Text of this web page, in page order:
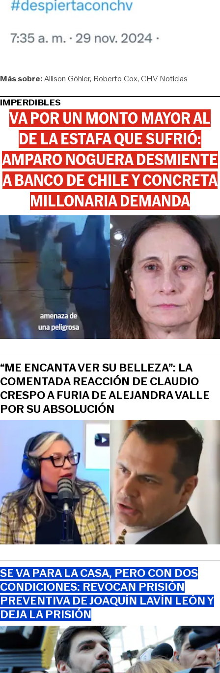
Más sobre:Allison Göhler Roberto Cox CHV Noticias
IMPERDIBLES
VA POR UN MONTO MAYOR AL
DE LA ESTAFA QUE SUFRIÓ:
AMPARO NOGUERA DESMIENTE
A BANCO DE CHILE Y CONCRETA
MILLONARIA DEMANDA
“ME ENCANTA VER SU BELLEZA”: LA
COMENTADA REACCIÓN DE CLAUDIO
CRESPO A FURIA DE ALEJANDRA VALLE
POR SU ABSOLUCIÓN
SE VA PARA LA CASA, PERO CON DOS
CONDICIONES: REVOCAN PRISIÓN
PREVENTIVA DE JOAQUÍN LAVÍN LEÓN Y
DEJA LA PRISIÓN